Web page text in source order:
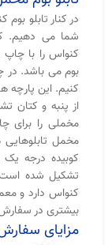
در کنار تابلو
شما می دهیم.
کنواس را با
بوم می باشد. در
کنیم. این پارچه
از پنبه و کتان
مخملی را برای
مخمل
کوبیده درجه
تشکیل شده
کنواس دارد و
بیشتری در
مزایای